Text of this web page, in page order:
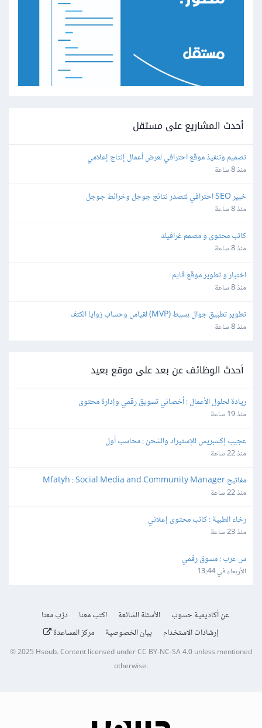
أحدث المشاريع على مستقل
تصميم وتنفيذ موقع احترافي لعرض أعمال إنتاج إعلامي
منذ 8 ساعة
خبير SEO احترافي لتصدر نتائج جوجل وخرائط جوجل
منذ 8 ساعة
كاتب محتوى و مصمم غرافيك
منذ 8 ساعة
اختبار و تطوير موقع قايم
منذ 8 ساعة
تطوير تطبيق جوال بسيط (MVP) لقياس وحساب زوايا الكتف
منذ 8 ساعة
أحدث الوظائف عن بعد على موقع بعيد
ريادة لحلول الأعمال : أخصائي تسويق رقمي وإدارة محتوى
منذ 19 ساعة
عجيب إكسبريس للإستيراد والشحن : محاسب أول
منذ 22 ساعة
مفاتيح Mfatyh : Social Media and Community Manager
منذ 22 ساعة
رخاء الطبية : كاتب محتوى إعلاني
منذ 23 ساعة
س عرب : مسوق رقمي
الأربعاء في 13:44
عن أكاديمية حسوب الأسئلة الشائعة اكتب معنا
درّب معنا
إرشادات الاستخدام
بيان الخصوصية مركز المساعدة
© 2025 Hsoub.Content licensed underCC BY-NC-SA 4.0unless mentioned
otherwise.